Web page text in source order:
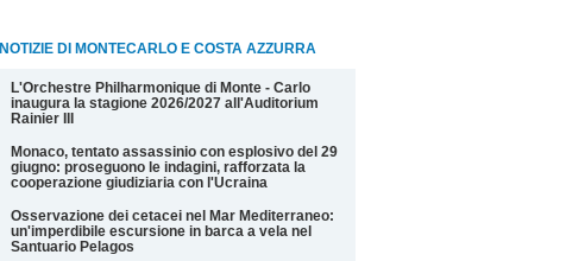
NOTIZIE DI MONTECARLO E COSTA AZZURRA
L'Orchestre Philharmonique di Monte - Carlo
inaugura la stagione 2026/2027 all'Auditorium
Rainier III
Monaco, tentato assassinio con esplosivo del 29
giugno: proseguono le indagini, rafforzata la
cooperazione giudiziaria con l'Ucraina
Osservazione dei cetacei nel Mar Mediterraneo:
un'imperdibile escursione in barca a vela nel
Santuario Pelagos